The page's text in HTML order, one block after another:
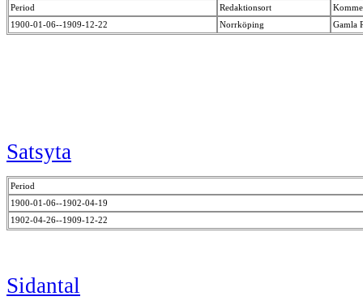
Period Redaktionsort
1900-01-06--1909-12-22
Norrköping Gamla
Satsyta
Period
1900-01-06--1902-04-19
1902-04-26--1909-12-22
Sidantal